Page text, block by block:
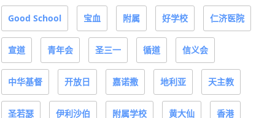
Good School 宝血 附属 好学校 仁济医院
宣道 青年会 圣三一 循道 信义会
中华基督 开放日 嘉诺撒 地利亚 天主教
圣若瑟 伊利沙伯 附属学校 黄大仙 香港